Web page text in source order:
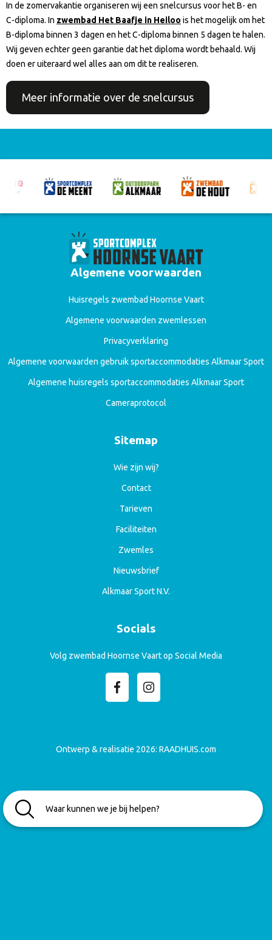
In de zomervakantie organiseren wij een snelcursus voor het B- en
C-diploma. In zwembad Het Baafje in Heiloo is het mogelijk om het
B-diploma binnen 3 dagen en het C-diploma binnen 5 dagen te halen.
Wij geven echter geen garantie dat het diploma wordt behaald. Wij
doen er uiteraard wel alles aan om dit te realiseren.
Meer informatie over de snelcursus
Algemene voorwaarden
Huisregels zwembad Hoornse Vaart
Algemene voorwaarden zwemlessen
Privacyverklaring
Algemene voorwaarden gebruik sportaccommodaties Alkmaar Sport
Algemene huisregels sportaccommodaties Alkmaar Sport
Cameraprotocol
Sitemap
Wie zijn wij?
Contact
Tarieven
Faciliteiten
Zwemles
Nieuwsbrief
Alkmaar Sport N.V.
Socials
Volg zwembad Hoornse Vaart op Social Media
Ontwerp & realisatie 2026: RAADHUIS.com